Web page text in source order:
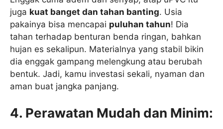
juga kuat banget dan tahan banting. Usia
pakainya bisa mencapai puluhan tahun! Dia
tahan terhadap benturan benda ringan, bahkan
hujan es sekalipun. Materialnya yang stabil bikin
dia enggak gampang melengkung atau berubah
bentuk. Jadi, kamu investasi sekali, nyaman dan
aman buat jangka panjang.
4. Perawatan Mudah dan Minim: